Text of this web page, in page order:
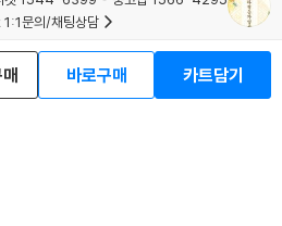
바로구매 카트담기
문의/채팅상담
(주) 사업자 정보
보처리방침
청소년보호정책